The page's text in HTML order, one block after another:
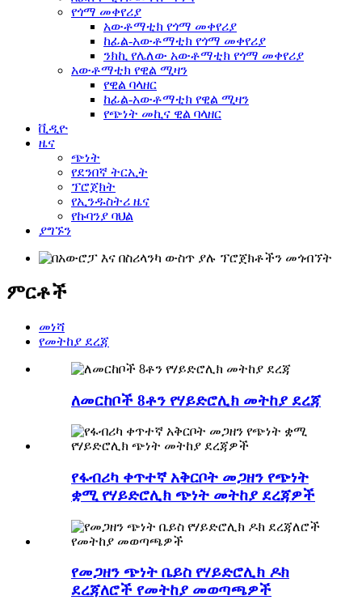
የጎማ መቀየሪያ
አውቶማቲክ የጎማ መቀየሪያ
ከፊል-አውቶማቲክ የጎማ መቀየሪያ
ንክኪ የሌለው አውቶማቲክ የጎማ መቀየሪያ
አውቶማቲክ የዊል ሚዛን
የዊል ባላዘር
ከፊል-አውቶማቲክ የዊል ሚዛን
የጭነት መኪና ዊል ባላዘር
ቪዲዮ
ዜና
ጭነት
የደንበኛ ትርኢት
ፕሮጀክት
የኢንዱስትሪ ዜና
የኩባንያ ባህል
ያግኙን
ምርቶች
መነሻ
የመትከያ ደረጃ
ለመርከቦች 8ቶን የሃይድሮሊክ መትከያ ደረጃ
የፋብሪካ ቀጥተኛ አቅርቦት መጋዘን የጭነት
ቋሚ የሃይድሮሊክ ጭነት መትከያ ደረጃዎች
የመጋዘን ጭነት ቤይስ የሃይድሮሊክ ዶክ
ደረጃለሮች የመትከያ መወጣጫዎች